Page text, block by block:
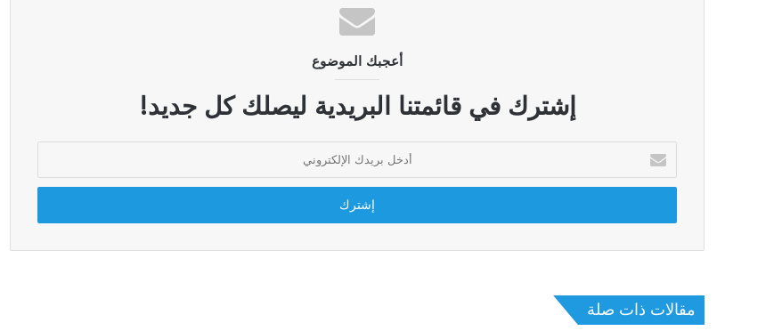
أعجبك الموضوع
إشترك في قائمتنا البريدية ليصلك كل جديد!
بريدك
الإلكتروني
مقالات ذات صلة